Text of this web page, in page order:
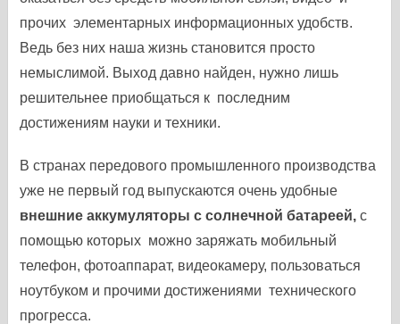
прочих элементарных информационных удобств.
Ведь без них наша жизнь становится просто
немыслимой. Выход давно найден, нужно лишь
решительнее приобщаться к последним
достижениям науки и техники.
В странах передового промышленного производства
уже не первый год выпускаются очень удобные
внешние аккумуляторы с солнечной батареей, с
помощью которых можно заряжать мобильный
телефон, фотоаппарат, видеокамеру, пользоваться
ноутбуком и прочими достижениями технического
прогресса.